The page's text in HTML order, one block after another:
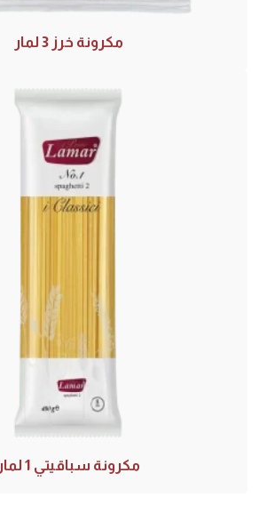
مكرونة خرز 3 لمار
مكرونة سباقيتي 1 لمار